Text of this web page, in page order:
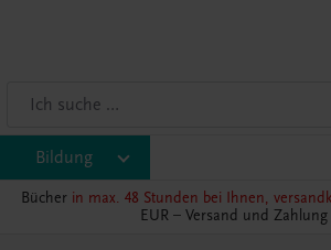
Bildung
Bücher in max. 48 Stunden bei Ihnen,
EUR – Versand und Zahlung